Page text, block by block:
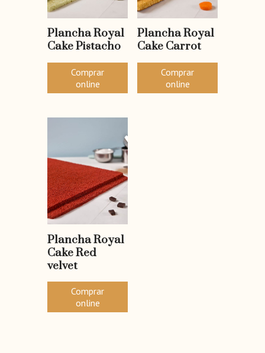
Plancha Royal
Cake Pistacho
Comprar
online
Plancha Royal
Cake Carrot
Comprar
online
Plancha Royal
Cake Red
velvet
Comprar
online